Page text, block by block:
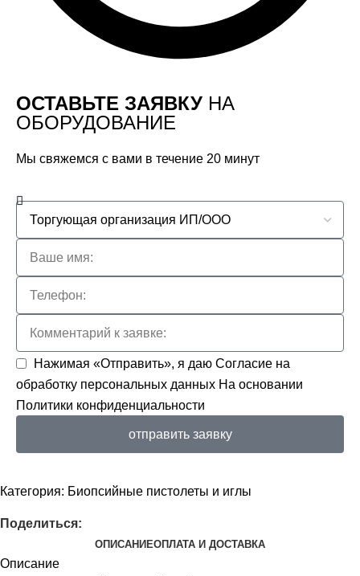
ОСТАВЬТЕ ЗАЯВКУ НА
ОБОРУДОВАНИЕ
Мы свяжемся с вами в течение 20 минут
Нажимая «Отправить», я даю Согласие на
обработку персональных данных На основании
Политики конфиденциальности
отправить заявку
Категория: Биопсийные пистолеты и иглы
Поделиться:
ОПИСАНИЕОПЛАТА И ДОСТАВКА
Описание